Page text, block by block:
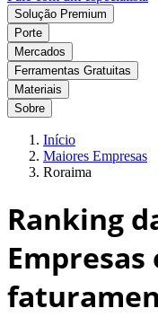
Solução Premium
Porte
Mercados
Ferramentas Gratuitas
Materiais
Sobre
Início
Maiores Empresas
Roraima
Ranking